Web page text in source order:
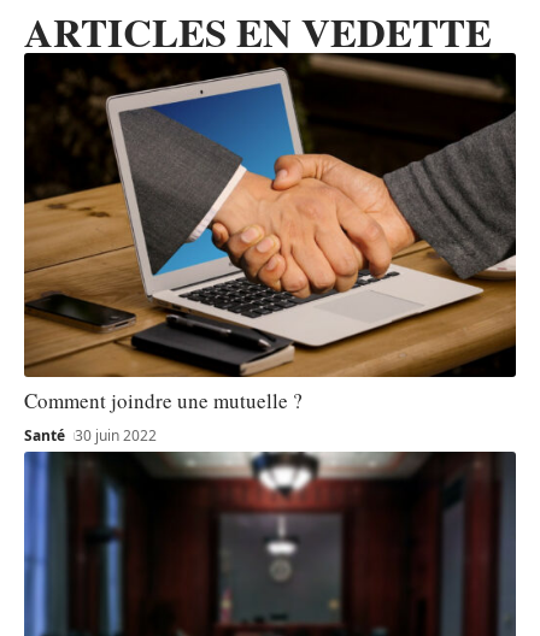
ARTICLES EN VEDETTE
Comment joindre une mutuelle ?
Santé 30 juin 2022